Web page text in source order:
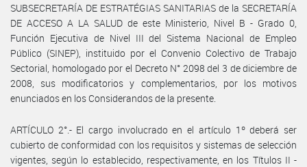
SUBSECRETARÍA DE ESTRATÉGIAS SANITARIAS de la SECRETARÍA
DE ACCESO A LA SALUD de este Ministerio, Nivel B - Grado 0,
Función Ejecutiva de Nivel III del Sistema Nacional de Empleo
Público (SINEP), instituido por el Convenio Colectivo de Trabajo
Sectorial, homologado por el Decreto N° 2098 del 3 de diciembre de
2008, sus modificatorios y complementarios, por los motivos
enunciados en los Considerandos de la presente.
ARTÍCULO 2°.- El cargo involucrado en el artículo 1º deberá ser
cubierto de conformidad con los requisitos y sistemas de selección
vigentes, según lo establecido, respectivamente, en los Títulos II -